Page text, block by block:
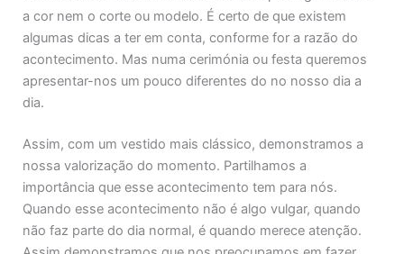
a cor nem o corte ou modelo. É certo de que existem
algumas dicas a ter em conta, conforme for a razão do
acontecimento. Mas numa cerimónia ou festa queremos
apresentar-nos um pouco diferentes do no nosso dia a
dia.
Assim, com um vestido mais clássico, demonstramos a
nossa valorização do momento. Partilhamos a
importância que esse acontecimento tem para nós.
Quando esse acontecimento não é algo vulgar, quando
não faz parte do dia normal, é quando merece atenção.